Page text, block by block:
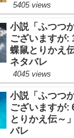
5405 views
小説「ふつつ
ございますが
蝶鼠とりかえ
ネタバレ
4045 views
小説「ふつつ
ございますが:
とりかえ伝～
バレ